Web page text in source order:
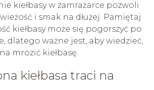
kiełbasy w zamrażarce pozwoli
i smak na dłużej. Pamiętaj
kiełbasy może się pogorszyć po
dlatego ważne jest, aby wiedzieć,
mrozić kiełbasę.
kiełbasa traci na